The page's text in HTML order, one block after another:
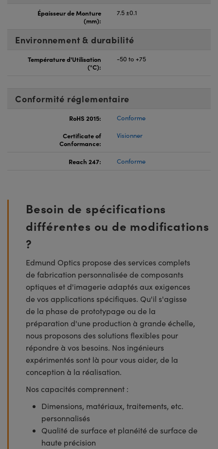
Épaisseur de Monture
(mm):
7.5 ±0.1
Environnement & durabilité
Température d'Utilisation
(°C):
-50 to +75
Conformité réglementaire
RoHS 2015:
Conforme
Certificate of
Conformance:
Visionner
Reach 247: Conforme
Besoin de spécifications
différentes ou de modifications
?
Edmund Optics propose des services complets
de fabrication personnalisée de composants
optiques et d'imagerie adaptés aux exigences
de vos applications spécifiques. Qu'il s'agisse
de la phase de prototypage ou de la
préparation d'une production à grande échelle,
nous proposons des solutions flexibles pour
répondre à vos besoins. Nos ingénieurs
expérimentés sont là pour vous aider, de la
conception à la réalisation.
Nos capacités comprennent :
Dimensions, matériaux, traitements, etc.
personnalisés
Qualité de surface et planéité de surface de
haute précision